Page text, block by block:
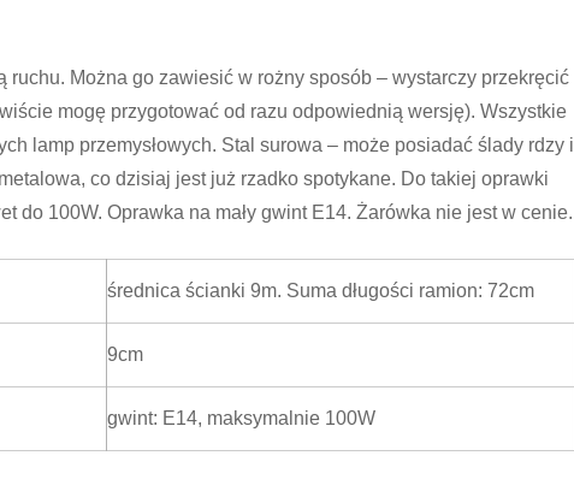
ruchu. Można go zawiesić w rożny sposób – wystarczy przekręcić
mogę przygotować od razu odpowiednią wersję). Wszystkie
lamp przemysłowych. Stal surowa – może posiadać ślady rdzy i
co dzisiaj jest już rzadko spotykane. Do takiej oprawki
do 100W. Oprawka na mały gwint E14. Żarówka nie jest w cenie.
średnica ścianki 9m. Suma długości ramion: 72cm
9cm
gwint: E14, maksymalnie 100W